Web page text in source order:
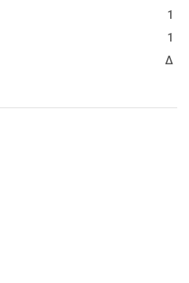
1
1
Δ